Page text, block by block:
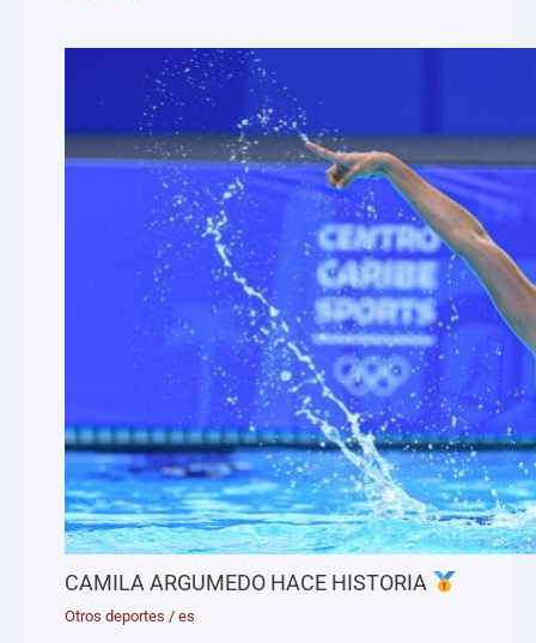
CAMILA ARGUMEDO HACE HISTORIA
Otros deportes /es